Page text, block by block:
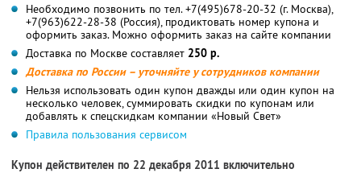
Необходимо позвонить по тел. +7(495)678-20-32 (г. Москва),
+7(963)622-28-38 (Россия), продиктовать номер купона и
оформить заказ. Можно оформить заказ на сайте компании
Доставка по Москве составляет 250 р.
Доставка по России – уточняйте у сотрудников компании
Нельзя использовать один купон дважды или один купон на
несколько человек, суммировать скидки по купонам или
добавлять к спецскидкам компании «Новый Свет»
Правила пользования сервисом
Купон действителен по 22 декабря 2011 включительно